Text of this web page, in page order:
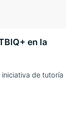
en la
iniciativa de tutoría